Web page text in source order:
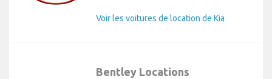
Voir les voitures de location de Kia
Bentley Locations